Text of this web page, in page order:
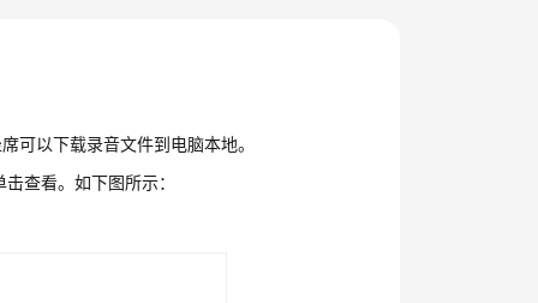
可以下载录音文件到电脑本地。
查看。如下图所示：